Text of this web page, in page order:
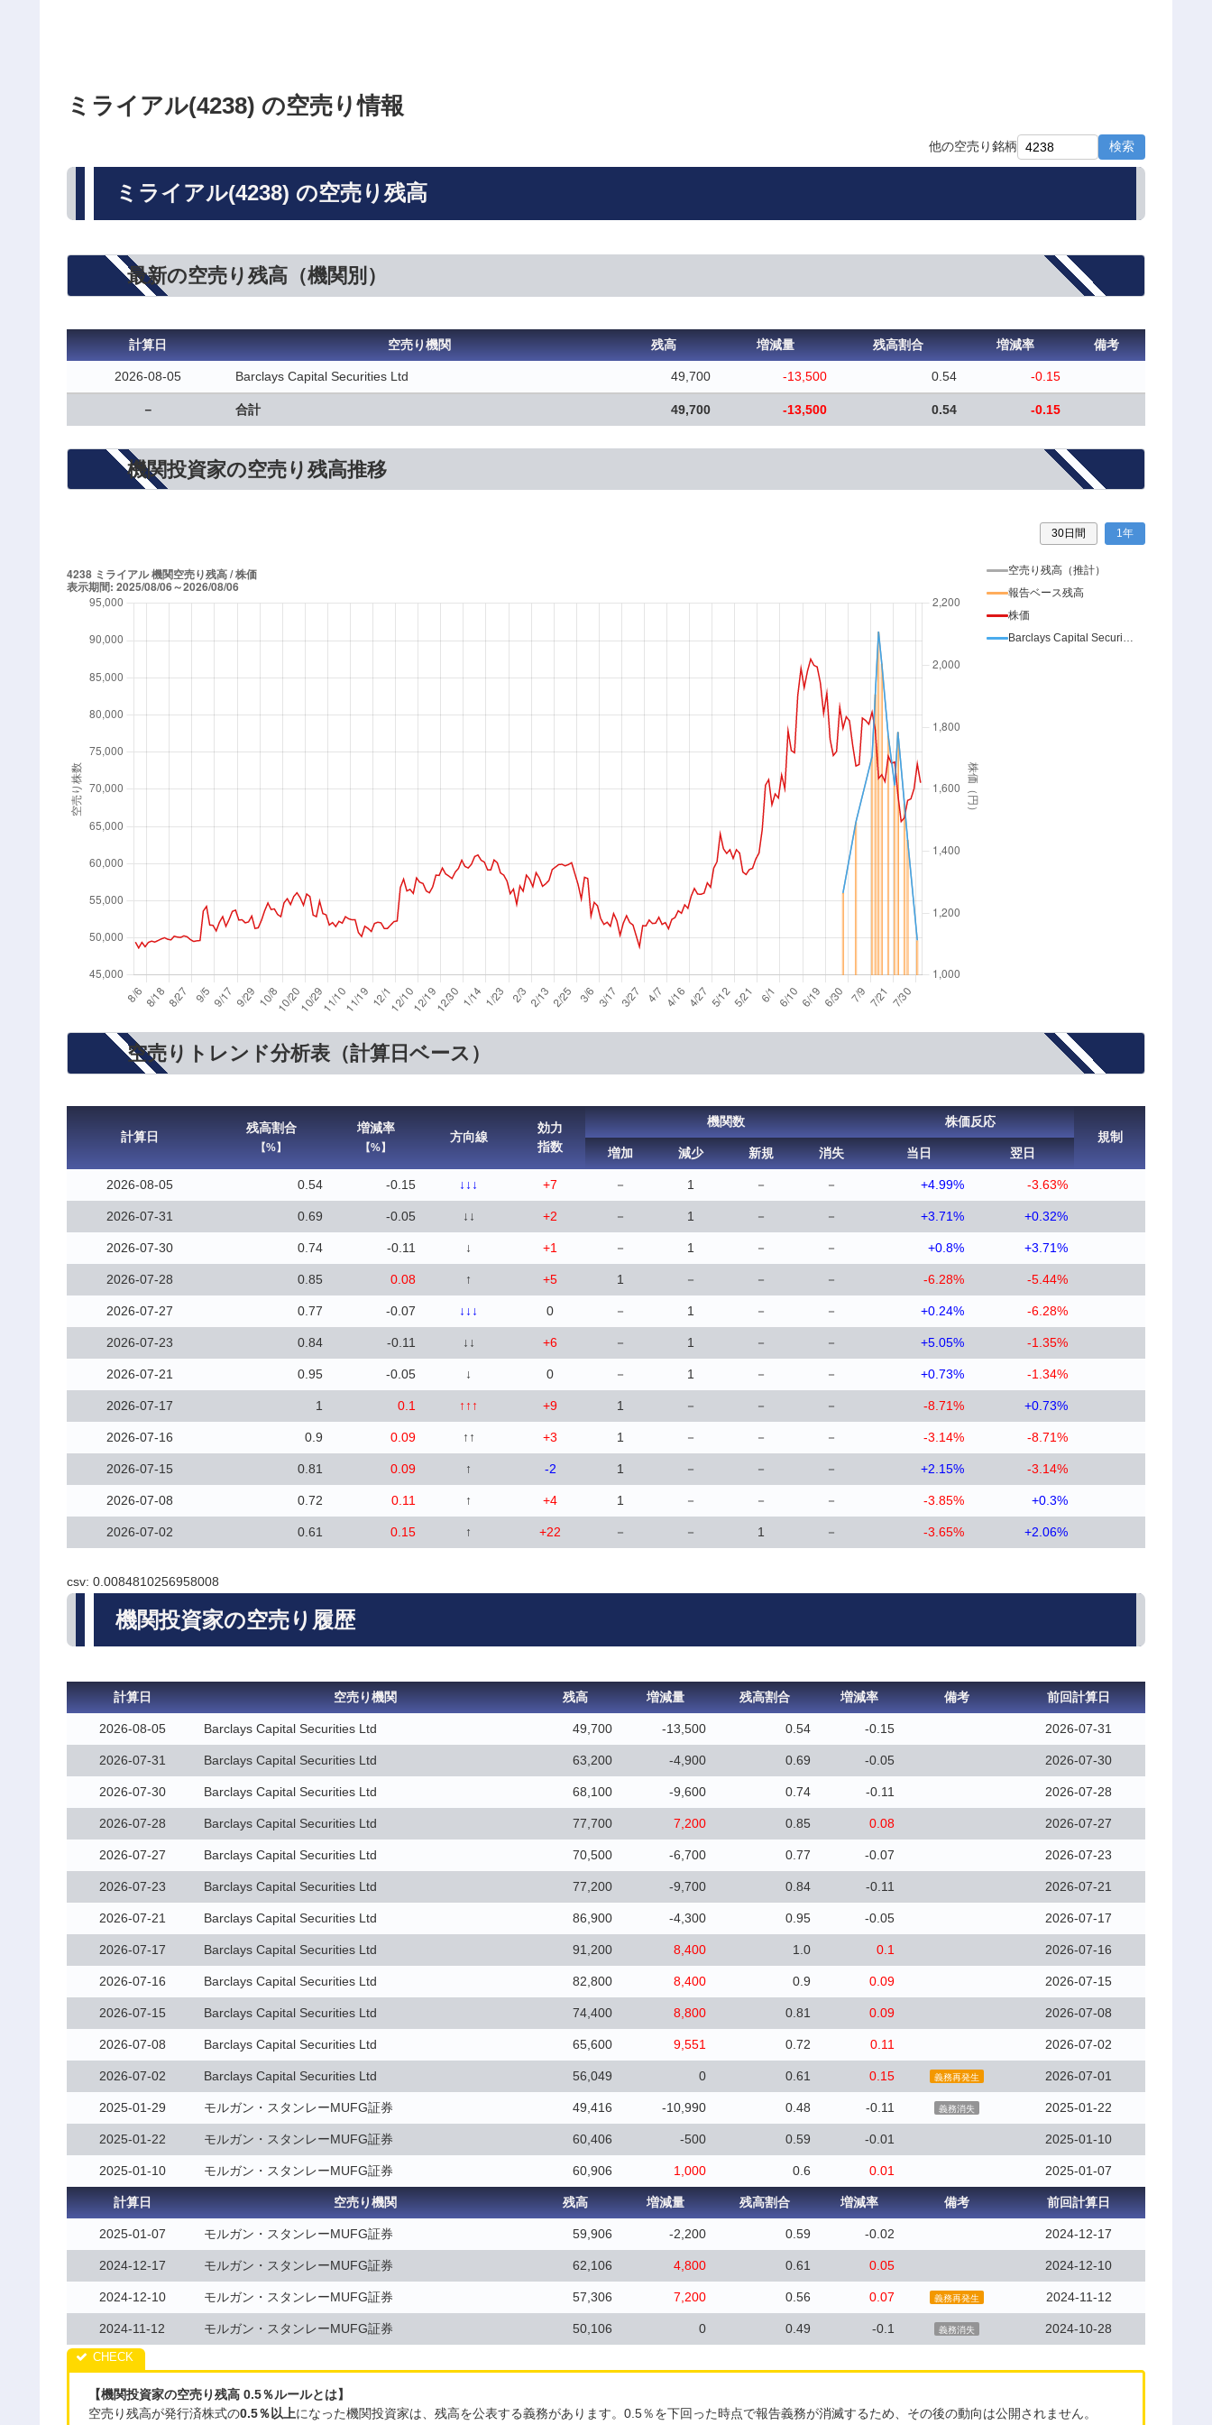
ミライアル(4238) の空売り情報
他の空売り銘柄 検索
ミライアル(4238) の空売り残高
最新の空売り残高（機関別）
計算日 空売り機関 残高 増減量 残高割合 増減率 備考
2026-08-05 Barclays Capital Securities Ltd 49,700 -13,500 0.54 -0.15
－ 合計 49,700 -13,500 0.54 -0.15
機関投資家の空売り残高推移
30日間 1年
空売り残高（推計）
報告ベース残高
株価
Barclays Capital Securities Ltd
空売りトレンド分析表（計算日ベース）
計算日
残高割合
【%】
増減率
【%】
方向線
効力
指数
機関数
株価反応
規制
増加
減少 新規 消失 当日 翌日
2026-08-05 0.54 -0.15 ↓↓↓ +7 － 1 － － +4.99% -3.63%
2026-07-31 0.69 -0.05 ↓↓ +2 － 1 － － +3.71% +0.32%
2026-07-30 0.74 -0.11 ↓ +1 － 1 － － +0.8% +3.71%
2026-07-28 0.85 0.08 ↑ +5 1 － － － -6.28% -5.44%
2026-07-27 0.77 -0.07 ↓↓↓ 0 － 1 － － +0.24% -6.28%
2026-07-23 0.84 -0.11 ↓↓ +6 － 1 － － +5.05% -1.35%
2026-07-21 0.95 -0.05 ↓ 0 － 1 － － +0.73% -1.34%
2026-07-17 1 0.1 ↑↑↑ +9 1 － － － -8.71% +0.73%
2026-07-16 0.9 0.09 ↑↑ +3 1 － － － -3.14% -8.71%
2026-07-15 0.81 0.09 ↑ -2 1 － － － +2.15% -3.14%
2026-07-08 0.72 0.11 ↑ +4 1 － － － -3.85% +0.3%
2026-07-02 0.61 0.15 ↑ +22 － － 1 － -3.65% +2.06%
csv: 0.0084810256958008
機関投資家の空売り履歴
計算日 空売り機関 残高 増減量 残高割合 増減率 備考 前回計算日
2026-08-05 Barclays Capital Securities Ltd 49,700 -13,500 0.54 -0.15 2026-07-31
2026-07-31 Barclays Capital Securities Ltd 63,200 -4,900 0.69 -0.05 2026-07-30
2026-07-30 Barclays Capital Securities Ltd 68,100 -9,600 0.74 -0.11 2026-07-28
2026-07-28 Barclays Capital Securities Ltd 77,700 7,200 0.85 0.08 2026-07-27
2026-07-27 Barclays Capital Securities Ltd 70,500 -6,700 0.77 -0.07 2026-07-23
2026-07-23 Barclays Capital Securities Ltd 77,200 -9,700 0.84 -0.11 2026-07-21
2026-07-21 Barclays Capital Securities Ltd 86,900 -4,300 0.95 -0.05 2026-07-17
2026-07-17 Barclays Capital Securities Ltd 91,200 8,400 1.0 0.1 2026-07-16
2026-07-16 Barclays Capital Securities Ltd 82,800 8,400 0.9 0.09 2026-07-15
2026-07-15 Barclays Capital Securities Ltd 74,400 8,800 0.81 0.09 2026-07-08
2026-07-08 Barclays Capital Securities Ltd 65,600 9,551 0.72 0.11 2026-07-02
2026-07-02 Barclays Capital Securities Ltd 56,049 0 0.61 0.15 義務再発生 2026-07-01
2025-01-29 モルガン・スタンレーMUFG証券 49,416 -10,990 0.48 -0.11 義務消失 2025-01-22
2025-01-22 モルガン・スタンレーMUFG証券 60,406 -500 0.59 -0.01 2025-01-10
2025-01-10 モルガン・スタンレーMUFG証券 60,906 1,000 0.6 0.01 2025-01-07
計算日 空売り機関 残高 増減量 残高割合 増減率 備考 前回計算日
2025-01-07 モルガン・スタンレーMUFG証券 59,906 -2,200 0.59 -0.02 2024-12-17
2024-12-17 モルガン・スタンレーMUFG証券 62,106 4,800 0.61 0.05 2024-12-10
2024-12-10 モルガン・スタンレーMUFG証券 57,306 7,200 0.56 0.07 義務再発生 2024-11-12
2024-11-12 モルガン・スタンレーMUFG証券 50,106 0 0.49 -0.1 義務消失 2024-10-28
【機関投資家の空売り残高 0.5％ルールとは】
空売り残高が発行済株式の0.5％以上になった機関投資家は、残高を公表する義務があります。0.5％を下回った時点で報告義務が消滅するため、その後の動向は公開されません。